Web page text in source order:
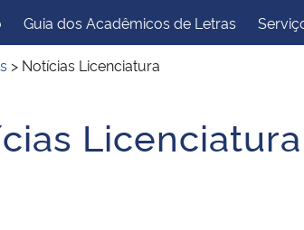
Ministério do
Desenvolvimento Regional
Advocacia-Geral da União
Guia dos Acadêmicos de Letras
> Notícias Licenciatura
Licenciatura